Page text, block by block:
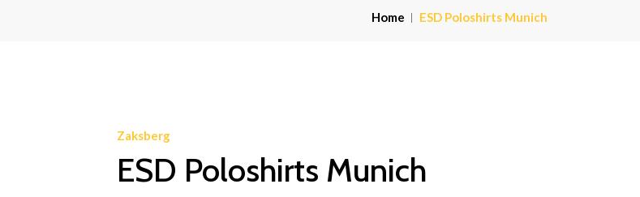
Home ESD Poloshirts Munich
Zaksberg
ESD Poloshirts Munich